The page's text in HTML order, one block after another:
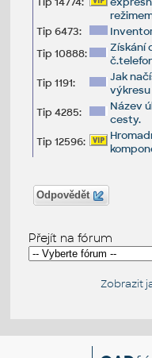
Tip 6473:
Tip 10888:
Získání
Tip 1191:
Jak
výkresu
Tip 4285:
Název
cesty.
Tip 12596:
Odpovědět
Přejít na fórum
Zobrazit